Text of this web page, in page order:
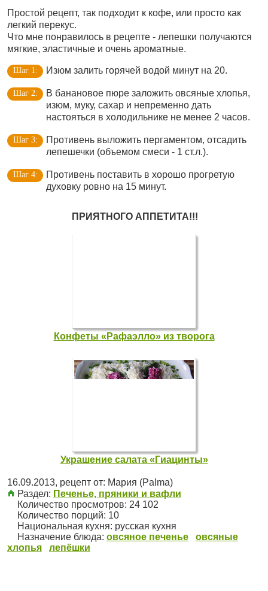
Простой рецепт, так подходит к кофе, или просто как
легкий перекус.
Что мне понравилось в рецепте - лепешки получаются
мягкие, эластичные и очень ароматные.
Изюм залить горячей водой минут на 20.
В банановое пюре заложить овсяные хлопья,
изюм, муку, сахар и непременно дать
настояться в холодильнике не менее 2 часов.
Противень выложить пергаментом, отсадить
лепешечки (объемом смеси - 1 ст.л.).
Противень поставить в хорошо прогретую
духовку ровно на 15 минут.
ПРИЯТНОГО АППЕТИТА!!!
Конфеты «Рафаэлло» из творога
Украшение салата «Гиацинты»
16.09.2013, рецепт от: Мария (Palma)
Раздел: Печенье, пряники и вафли
Количество просмотров: 24 102
Количество порций: 10
Национальная кухня: русская кухня
Назначение блюда: овсяное печенье
овсяные
хлопья
лепёшки